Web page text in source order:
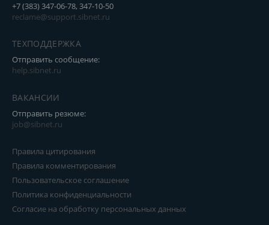
+7 (383) 347-06-78, 347-10-50
reclame@support.sibnet.ru
ТЕХПОДДЕРЖКА
Отправить сообщение:
help.sibnet.ru
ВАКАНСИИ
Отправить резюме:
job@sibnet.ru
Правила цитирования
Правила комментирования
Пользовательское соглашение
Политика конфиденциальности
Согласие на обработку персональных данных